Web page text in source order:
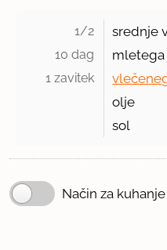
1/2 srednje
10 dag mletega
1 zavitek
olje
sol
Način za kuhanje